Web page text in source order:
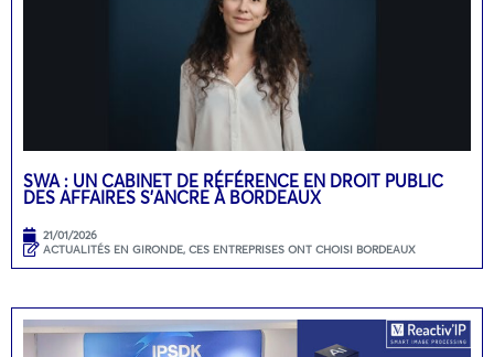
SWA : UN CABINET DE RÉFÉRENCE EN DROIT PUBLIC
DES AFFAIRES S’ANCRE À BORDEAUX
21/01/2026
ACTUALITÉS EN GIRONDE, CES ENTREPRISES ONT CHOISI BORDEAUX